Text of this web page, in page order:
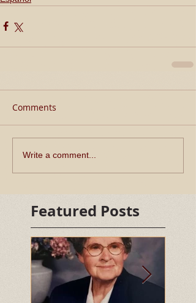
Comments
Write a comment...
Featured Posts